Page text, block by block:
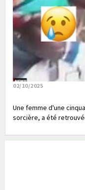
02/10/2025
Une femme d'une
sorcière, a été